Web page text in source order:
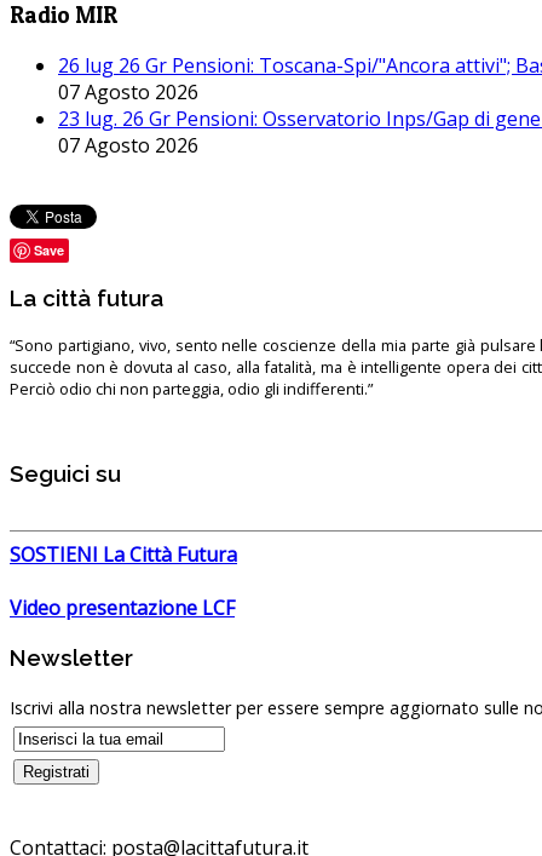
Radio MIR
26 lug 26 Gr Pensioni: Toscana-Spi/"Ancora attivi";
07 Agosto 2026
23 lug. 26 Gr Pensioni: Osservatorio Inps/Gap di
07 Agosto 2026
Save
La città futura
“Sono partigiano, vivo, sento nelle coscienze della mia parte già pulsare
succede non è dovuta al caso, alla fatalità, ma è intelligente opera dei
Perciò odio chi non parteggia, odio gli indifferenti.”
Seguici su
SOSTIENI La Città Futura
Video presentazione LCF
Newsletter
Iscrivi alla nostra newsletter per essere sempre aggiornato sulle
Contattaci: posta@lacittafutura.it